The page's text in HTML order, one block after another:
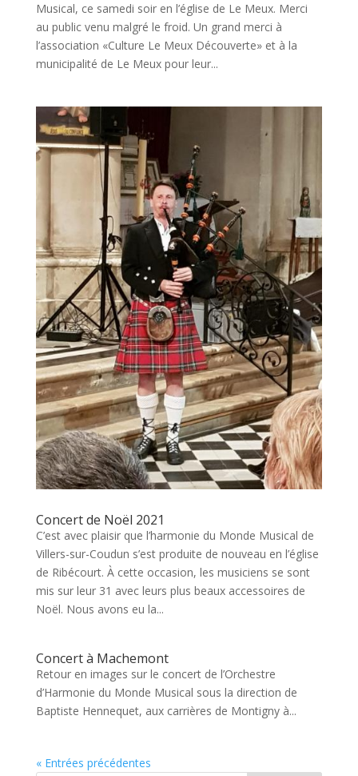
Musical, ce samedi soir en l’église de Le Meux. Merci
au public venu malgré le froid. Un grand merci à
l’association «Culture Le Meux Découverte» et à la
municipalité de Le Meux pour leur...
Concert de Noël 2021
C’est avec plaisir que l’harmonie du Monde Musical de
Villers-sur-Coudun s’est produite de nouveau en l’église
de Ribécourt. À cette occasion, les musiciens se sont
mis sur leur 31 avec leurs plus beaux accessoires de
Noël. Nous avons eu la...
Concert à Machemont
Retour en images sur le concert de l’Orchestre
d’Harmonie du Monde Musical sous la direction de
Baptiste Hennequet, aux carrières de Montigny à...
« Entrées précédentes